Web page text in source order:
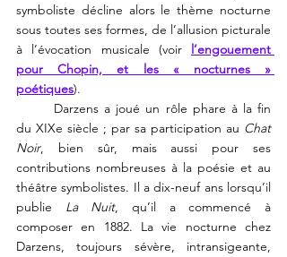
symboliste décline alors le thème nocturne
sous toutes ses formes, de l’allusion picturale
à l’évocation musicale (voir l’engouement
pour Chopin, et les « nocturnes »
poétiques).
du XIXe siècle ; par sa participation au Chat
Noir, bien sûr, mais aussi pour ses
contributions nombreuses à la poésie et au
théâtre symbolistes. Il a dix-neuf ans lorsqu’il
publie La Nuit, qu’il a commencé à
composer en 1882. La vie nocturne chez
Darzens, toujours sévère, intransigeante,